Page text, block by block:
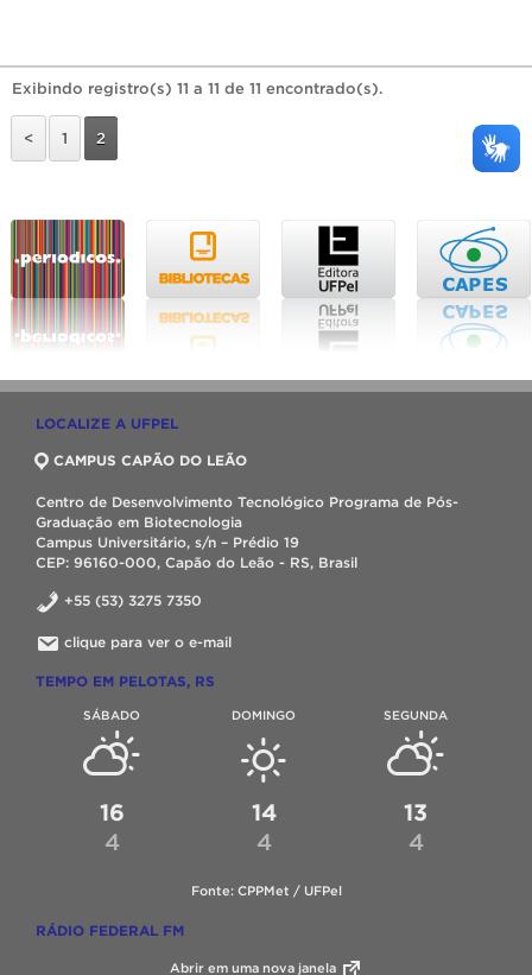
Exibindo registro(s) 11 a 11 de 11 encontrado(s).
< 1 2
LOCALIZE A UFPEL
CAMPUS CAPÃO DO LEÃO
Centro de Desenvolvimento Tecnológico Programa de Pós-
Graduação em Biotecnologia
Campus Universitário, s/n – Prédio 19
CEP: 96160-000, Capão do Leão - RS, Brasil
+55 (53) 3275 7350
clique para ver o e-mail
TEMPO EM PELOTAS, RS
SÁBADO
16
4
DOMINGO
14
4
SEGUNDA
13
4
Fonte: CPPMet / UFPel
RÁDIO FEDERAL FM
Abrir em uma nova janela